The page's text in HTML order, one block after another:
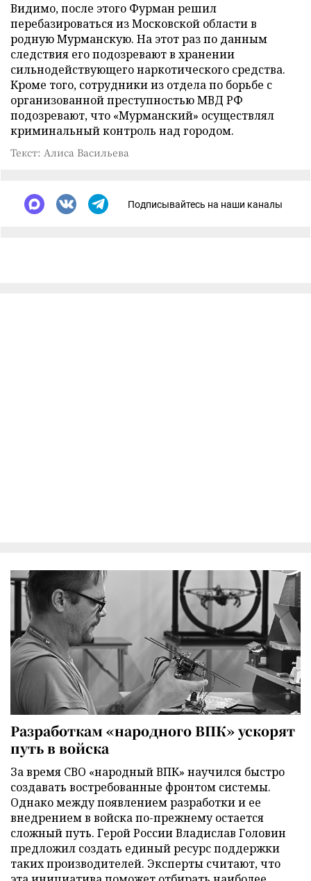
Видимо, после этого Фурман решил
перебазироваться из Московской области в
родную Мурманскую. На этот раз по данным
следствия его подозревают в хранении
сильнодействующего наркотического средства.
Кроме того, сотрудники из отдела по борьбе с
организованной преступностью МВД РФ
подозревают, что «Мурманский» осуществлял
криминальный контроль над городом.
Текст: Алиса Васильева
Подписывайтесь на наши каналы
Разработкам «народного ВПК» ускорят
путь в войска
За время СВО «народный ВПК» научился быстро
создавать востребованные фронтом системы.
Однако между появлением разработки и ее
внедрением в войска по-прежнему остается
сложный путь. Герой России Владислав Головин
предложил создать единый ресурс поддержки
таких производителей. Эксперты считают, что